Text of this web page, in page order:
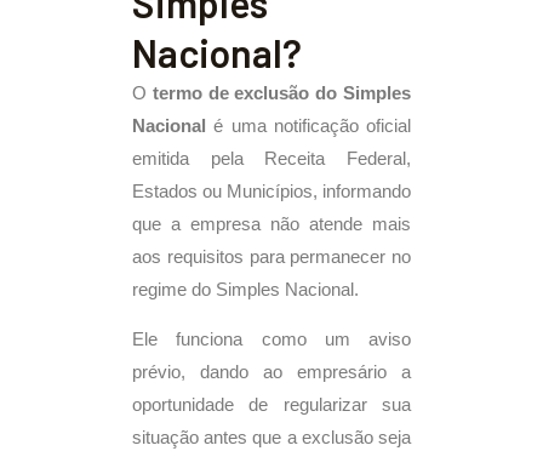
Nacional?
O termo de exclusão do Simples
Nacional
é uma notificação oficial
emitida pela Receita Federal,
Estados ou Municípios, informando
que a empresa não atende mais
aos requisitos para permanecer no
regime do Simples Nacional.
Ele funciona como um aviso
prévio, dando ao empresário a
oportunidade de regularizar sua
situação antes que a exclusão seja